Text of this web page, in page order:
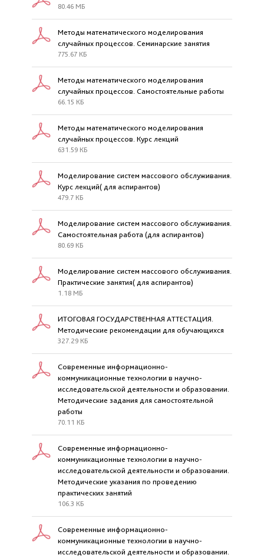
80.46 МБ
Методы математического моделирования
случайных процессов. Семинарские занятия
775.67 КБ
Методы математического моделирования
случайных процессов. Самостоятельные работы
66.15 КБ
Методы математического моделирования
случайных процессов. Курс лекций
631.59 КБ
Моделирование систем массового обслуживания.
Курс лекций( для аспирантов)
479.7 КБ
Моделирование систем массового обслуживания.
Самостоятельная работа (для аспирантов)
80.69 КБ
Моделирование систем массового обслуживания.
Практические занятия( для аспирантов)
1.18 МБ
ИТОГОВАЯ ГОСУДАРСТВЕННАЯ АТТЕСТАЦИЯ.
Методические рекомендации для обучающихся
327.29 КБ
Современные информационно-
коммуникационные технологии в научно-
исследовательской деятельности и образовании.
Методические задания для самостоятельной
работы
70.11 КБ
Современные информационно-
коммуникационные технологии в научно-
исследовательской деятельности и образовании.
Методические указания по проведению
практических занятий
106.3 КБ
Современные информационно-
коммуникационные технологии в научно-
исследовательской деятельности и образовании.